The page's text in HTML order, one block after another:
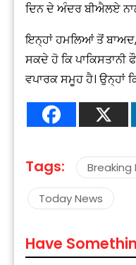
ਦਿਨ ਦੇ ਅੰਦਰ ਬੀਐਲਏ
ਇਨ੍ਹਾਂ ਹਮਲਿਆਂ ਤੋਂ
ਸਕਦੇ ਹੋ ਕਿ
ਵਪਾਰਕ ਸਮੂਹ ਹੈ। ਉਨ੍ਹਾਂ
Tags: Breaking
Today News
Have